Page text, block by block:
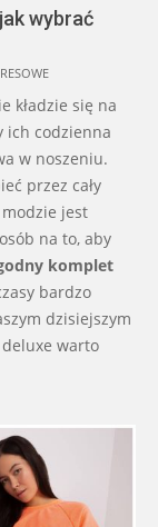
wybrać
kładzie się na
ich codzienna
w noszeniu.
przez cały
jest
na to, aby
komplet
bardzo
dzisiejszym
warto